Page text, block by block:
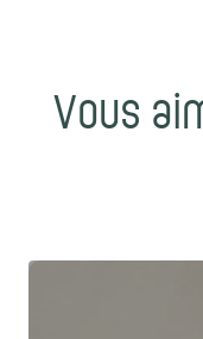
Vous